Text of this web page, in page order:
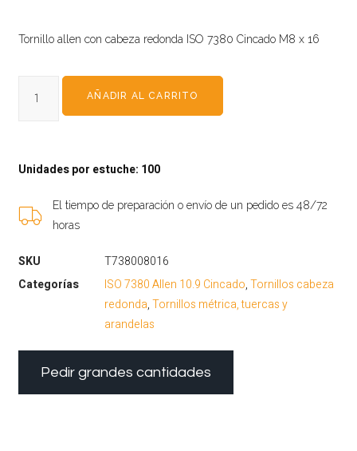
Tornillo allen con cabeza redonda ISO 7380 Cincado M8 x 16
AÑADIR AL CARRITO
Unidades por estuche: 100
El tiempo de preparación o envío de un pedido es 48/72
horas
SKU
T738008016
Categorías
ISO 7380 Allen 10.9 Cincado,Tornillos cabeza
redonda,Tornillos métrica, tuercas y
arandelas
Pedir grandes cantidades